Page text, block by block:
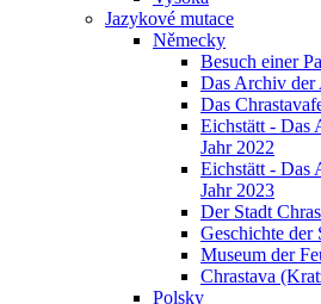
Jazykové mutace
Německy
Besuch einer
Das Archiv der
Das
Eichstätt - Das
Jahr 2022
Eichstätt - Das
Jahr 2023
Der Stadt
Geschichte der
Museum der
Chrastava
Polsky